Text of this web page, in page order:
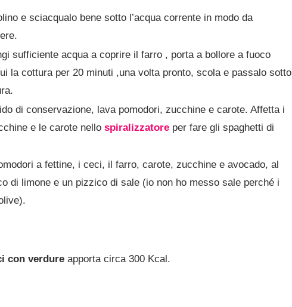
e sciacqualo bene sotto l’acqua corrente in modo da
sufficiente acqua a coprire il farro , porta a bollore a fuoco
la cottura per 20 minuti ,una volta pronto, scola e passalo sotto
di conservazione, lava pomodori, zucchine e carote. Affetta i
e le carote nello spiralizzatore per fare gli spaghetti di
a fettine, i ceci, il farro, carote, zucchine e avocado, al
di limone e un pizzico di sale (io non ho messo sale perché i
con verdure apporta circa 300 Kcal.